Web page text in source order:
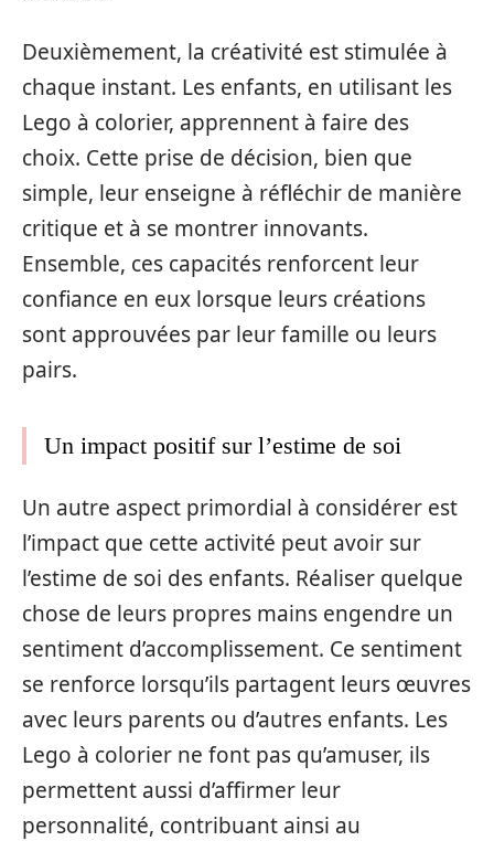
Deuxièmement, la créativité est stimulée à
chaque instant. Les enfants, en utilisant les
Lego à colorier, apprennent à faire des
choix. Cette prise de décision, bien que
simple, leur enseigne à réfléchir de manière
critique et à se montrer innovants.
Ensemble, ces capacités renforcent leur
confiance en eux lorsque leurs créations
sont approuvées par leur famille ou leurs
pairs.
Un impact positif sur l’estime de soi
Un autre aspect primordial à considérer est
l’impact que cette activité peut avoir sur
l’estime de soi des enfants. Réaliser quelque
chose de leurs propres mains engendre un
sentiment d’accomplissement. Ce sentiment
se renforce lorsqu’ils partagent leurs œuvres
avec leurs parents ou d’autres enfants. Les
Lego à colorier ne font pas qu’amuser, ils
permettent aussi d’affirmer leur
personnalité, contribuant ainsi au